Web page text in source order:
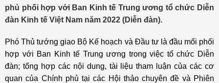
phủ phối hợp với Ban Kinh tế Trung ương tổ chức Diễn
đàn Kinh tế Việt Nam năm 2022 (Diễn đàn).
Phó Thủ tướng giao Bộ Kế hoạch và Đầu tư là đầu mối phối
hợp với Ban Kinh tế Trung ương trong việc tổ chức Diễn
đàn; tổng hợp các nội dung, tài liệu tham luận của các cơ
quan của Chính phủ tại các Hội thảo chuyên đề và Phiên